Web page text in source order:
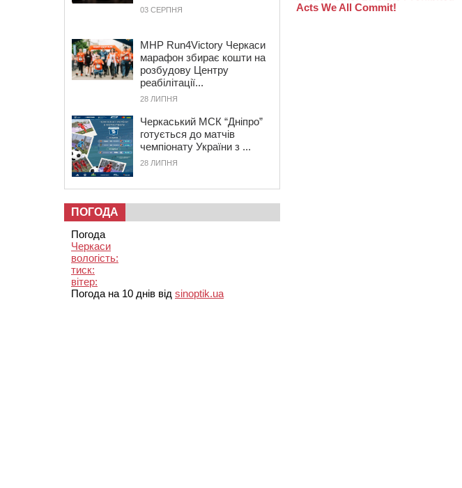
03 СЕРПНЯ
MHP Run4Victory Черкаси
марафон збирає кошти на
розбудову Центру
реабілітації...
28 ЛИПНЯ
Черкаський МСК “Дніпро”
готується до матчів
чемпіонату України з ...
28 ЛИПНЯ
ПОГОДА
Погода
Черкаси
вологість:
тиск:
вітер:
Погода на 10 днів від sinoptik.ua